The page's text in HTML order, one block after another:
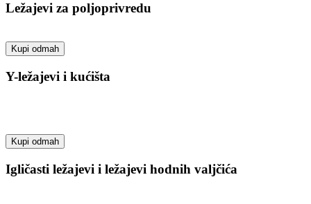
Ležajevi za poljoprivredu
Kupi odmah
Y-ležajevi i kućišta
Kupi odmah
Igličasti ležajevi i ležajevi hodnih valjčića